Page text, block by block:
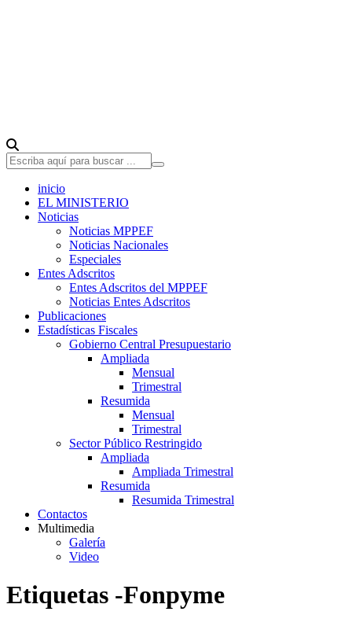
inicio
EL MINISTERIO
Noticias
Noticias MPPEF
Noticias Nacionales
Especiales
Entes Adscritos
Entes Adscritos del MPPEF
Noticias Entes Adscritos
Publicaciones
Estadísticas Fiscales
Gobierno Central Presupuestario
Ampliada
Mensual
Trimestral
Resumida
Mensual
Trimestral
Sector Público Restringido
Ampliada
Ampliada Trimestral
Resumida
Resumida Trimestral
Contactos
Multimedia
Galería
Video
Etiquetas -Fonpyme